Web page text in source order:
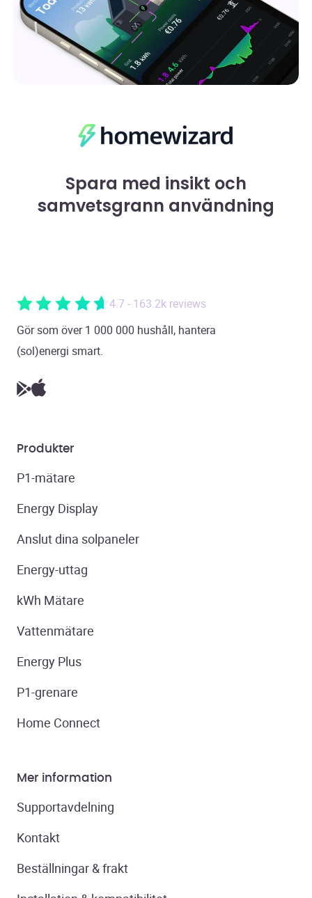
Spara med insikt och
samvetsgrann användning
4.7 - 163.2k reviews
Gör som över 1 000 000 hushåll, hantera
(sol)energi smart.
Produkter
P1-mätare
Energy Display
Anslut dina solpaneler
Energy-uttag
kWh Mätare
Vattenmätare
Energy Plus
P1-grenare
Home Connect
Mer information
Supportavdelning
Kontakt
Beställningar & frakt